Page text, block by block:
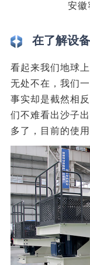
安徽
在了解设
看起来我们地球
无处不在，我们
事实却是截然相
们不难看出沙子
多了，目前的使